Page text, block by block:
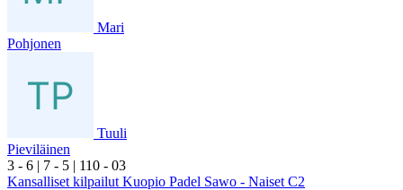
Mari
Pohjonen
Tuuli
Pieviläinen
3 - 6 | 7 - 5 | 110 - 03
Kansalliset kilpailut Kuopio Padel Sawo - Naiset C2